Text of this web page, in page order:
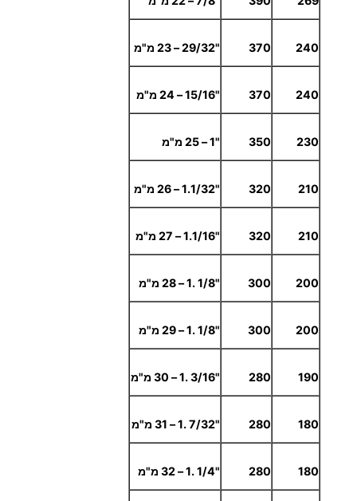
240
370 "29/32 – 23 מ"מ
240
370 "15/16 – 24 מ"מ
230
350 "1 – 25 מ"מ
210
320 "1.1/32 – 26 מ"מ
210
320 "1.1/16 – 27 מ"מ
200
300 "1/8 .1 – 28 מ"מ
200
300 "1/8 .1 – 29 מ"מ
190
280 "3/16 .1 – 30 מ"מ
180
280 "7/32 .1 – 31 מ"מ
180
280 "1/4 .1 – 32 מ"מ